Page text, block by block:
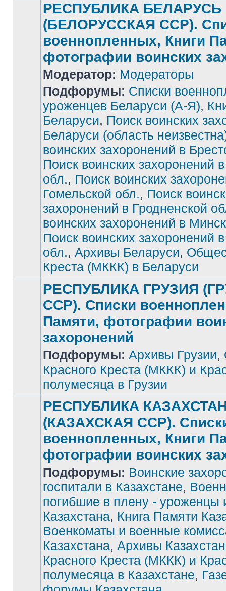
Нет
непрочитанных
РЕСПУБЛИКА БЕЛАРУСЬ
(БЕЛОРУССКАЯ ССР).
военнопленных, Книги
фотографии воинских
Модератор: Модераторы
Подфорумы: Списки
уроженцев Беларуси (А-Я),
Беларуси, Поиск воинских
Беларуси (область
воинских захоронений в
Поиск воинских захоронений
обл., Поиск воинских
Гомельской обл., Поиск
захоронений в Гродненской
воинских захоронений в
Поиск воинских захоронений
обл., Архивы Беларуси,
Креста (МККК) в Беларуси
непрочитанных
сообщений
РЕСПУБЛИКА ГРУЗИЯ
ССР). Списки
Памяти, фотографии
захоронений
Подфорумы: Архивы Грузии,
Красного Креста (МККК) и
полумесяца в Грузии
Нет
непрочитанных
сообщений
РЕСПУБЛИКА
(КАЗАХСКАЯ ССР).
военнопленных, Книги
фотографии воинских
Подфорумы: Воинские
госпитали в Казахстане,
погибшие в плену - уроженцы
Казахстана, Книга Памяти
Военкоматы и военные
Казахстана, Архивы
Красного Креста (МККК) и
полумесяца в Казахстане,